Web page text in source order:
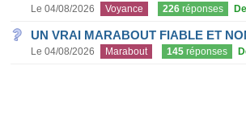
Le 04/08/2026 Voyance 226 réponses
UN VRAI MARABOUT FIABLE ET
Le 04/08/2026 Marabout 145 réponses